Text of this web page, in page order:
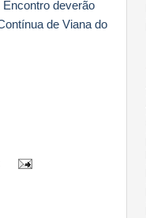
deverão
de Viana do